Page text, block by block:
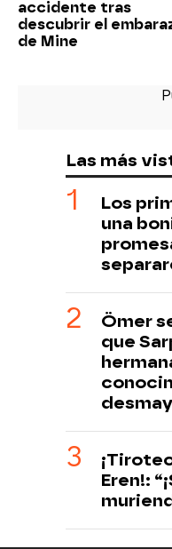
accidente tras
descubrir el
de Mine
Las más
Los
una
Ömer
que
Eren!: